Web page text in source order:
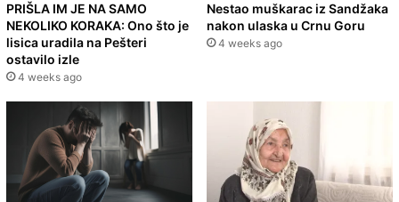
PRIŠLA IM JE NA SAMO
NEKOLIKO KORAKA: Ono što je
lisica uradila na Pešteri
ostavilo izle
4 weeks ago
Nestao muškarac iz Sandžaka
nakon ulaska u Crnu Goru
4 weeks ago